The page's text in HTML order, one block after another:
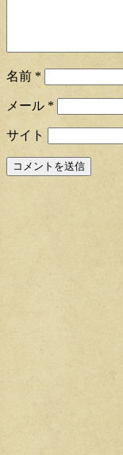
名前 *
メール *
サイト